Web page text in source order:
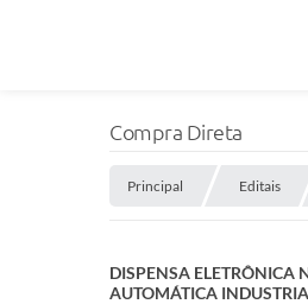
Compra Direta
Principal Editais
DISPENSA ELETRÔNICA
AUTOMÁTICA